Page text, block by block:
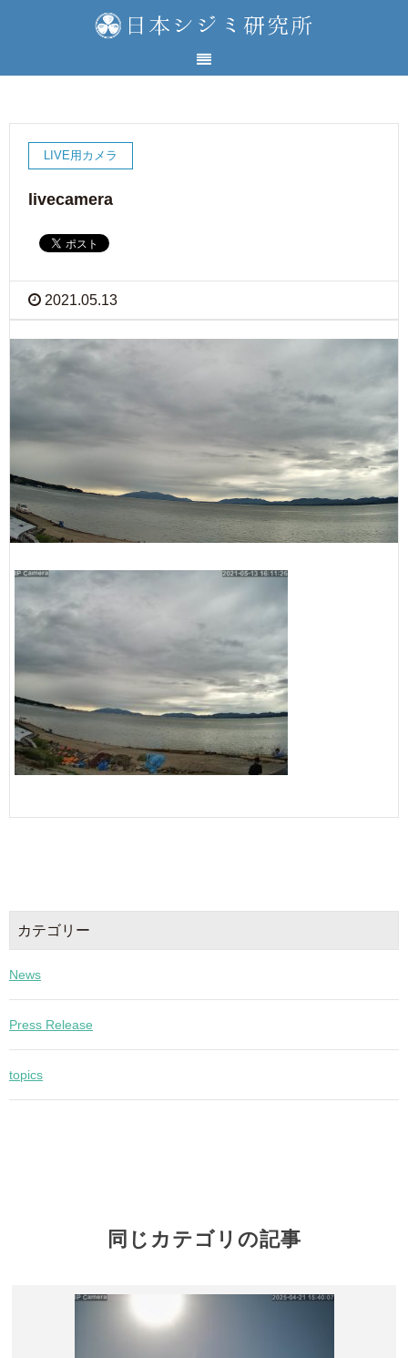
LIVE用カメラ
livecamera
2021.05.13
カテゴリー
News
Press Release
topics
同じカテゴリの記事